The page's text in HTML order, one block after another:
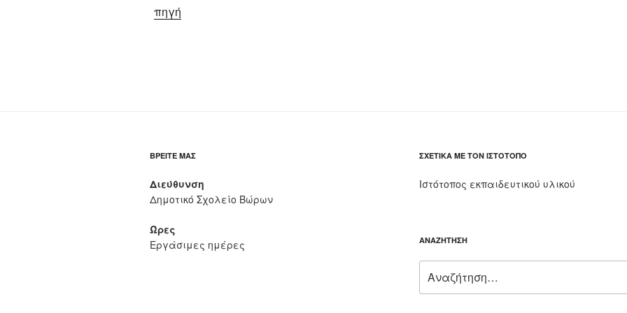
πηγή
ΒΡΕΊΤΕ ΜΑΣ
Διεύθυνση
Δημοτικό Σχολείο Βώρων
Ώρες
Εργάσιμες ημέρες
ΣΧΕΤΙΚΆ ΜΕ ΤΟΝ ΙΣΤΌΤΟΠΟ
Ιστότοπος εκπαιδευτικού υλικού
ΑΝΑΖΉΤΗΣΗ
για: